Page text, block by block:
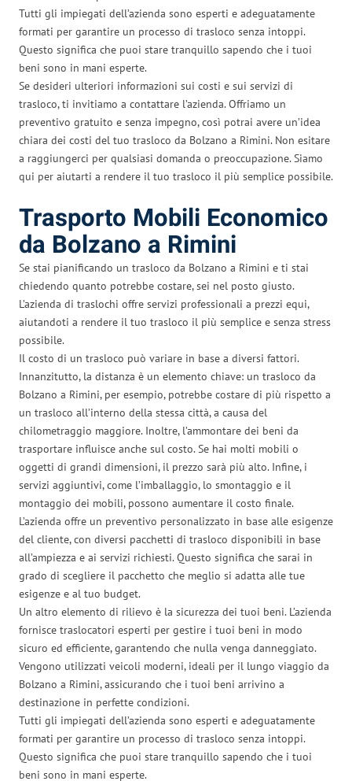
Tutti gli impiegati dell’azienda sono esperti e adeguatamente
formati per garantire un processo di trasloco senza intoppi.
Questo significa che puoi stare tranquillo sapendo che i tuoi
beni sono in mani esperte.
Se desideri ulteriori informazioni sui costi e sui servizi di
trasloco, ti invitiamo a contattare l’azienda. Offriamo un
preventivo gratuito e senza impegno, così potrai avere un’idea
chiara dei costi del tuo trasloco da Bolzano a Rimini. Non esitare
a raggiungerci per qualsiasi domanda o preoccupazione. Siamo
qui per aiutarti a rendere il tuo trasloco il più semplice possibile.
Trasporto Mobili Economico
da Bolzano a Rimini
Se stai pianificando un trasloco da Bolzano a Rimini e ti stai
chiedendo quanto potrebbe costare, sei nel posto giusto.
L’azienda di traslochi offre servizi professionali a prezzi equi,
aiutandoti a rendere il tuo trasloco il più semplice e senza stress
possibile.
Il costo di un trasloco può variare in base a diversi fattori.
Innanzitutto, la distanza è un elemento chiave: un trasloco da
Bolzano a Rimini, per esempio, potrebbe costare di più rispetto a
un trasloco all’interno della stessa città, a causa del
chilometraggio maggiore. Inoltre, l’ammontare dei beni da
trasportare influisce anche sul costo. Se hai molti mobili o
oggetti di grandi dimensioni, il prezzo sarà più alto. Infine, i
servizi aggiuntivi, come l’imballaggio, lo smontaggio e il
montaggio dei mobili, possono aumentare il costo finale.
L’azienda offre un preventivo personalizzato in base alle esigenze
del cliente, con diversi pacchetti di trasloco disponibili in base
all’ampiezza e ai servizi richiesti. Questo significa che sarai in
grado di scegliere il pacchetto che meglio si adatta alle tue
esigenze e al tuo budget.
Un altro elemento di rilievo è la sicurezza dei tuoi beni. L’azienda
fornisce traslocatori esperti per gestire i tuoi beni in modo
sicuro ed efficiente, garantendo che nulla venga danneggiato.
Vengono utilizzati veicoli moderni, ideali per il lungo viaggio da
Bolzano a Rimini, assicurando che i tuoi beni arrivino a
destinazione in perfette condizioni.
Tutti gli impiegati dell’azienda sono esperti e adeguatamente
formati per garantire un processo di trasloco senza intoppi.
Questo significa che puoi stare tranquillo sapendo che i tuoi
beni sono in mani esperte.